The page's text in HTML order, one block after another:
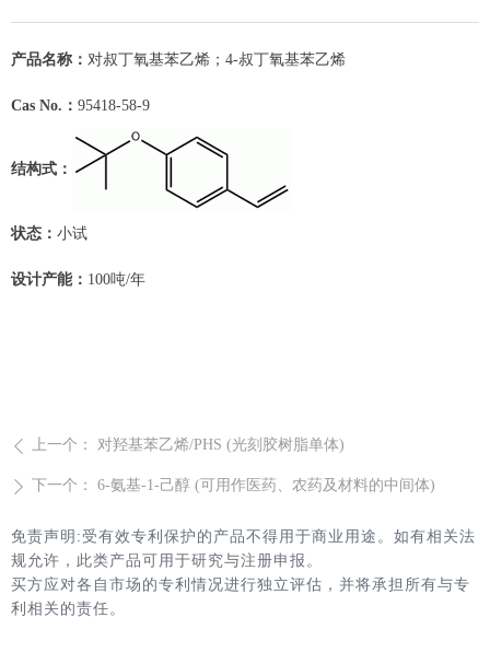
ꄴ 上一个： 对羟基苯乙烯/PHS (光刻胶树脂单体)
ꄲ 下一个： 6-氨基-1-己醇 (可用作医药、农药及材料的中间体)
产品名称： 对叔丁氧基苯乙烯；4-叔丁氧基苯乙烯
Cas No.： 95418-58-9
结构式：
状态： 小试
设计产能： 100吨/年
免责声明:受有效专利保护的产品不得用于商业用途。如有相关法
规允许，此类产品可用于研究与注册申报。
买方应对各自市场的专利情况进行独立评估，并将承担所有与专
利相关的责任。